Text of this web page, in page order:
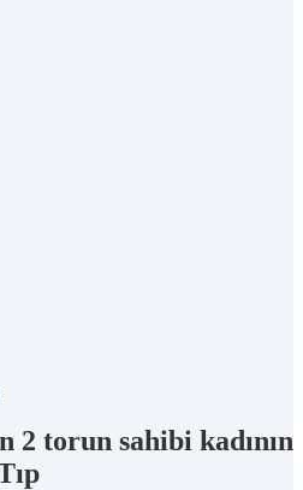
2 torun sahibi kadının